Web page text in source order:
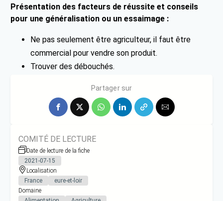
Présentation des facteurs de réussite et conseils
pour une généralisation ou un essaimage :
Ne pas seulement être agriculteur, il faut être
commercial pour vendre son produit.
Trouver des débouchés.
Partager sur
COMITÉ DE LECTURE
Date de lecture de la fiche
2021-07-15
Localisation
France
eure-et-loir
Domaine